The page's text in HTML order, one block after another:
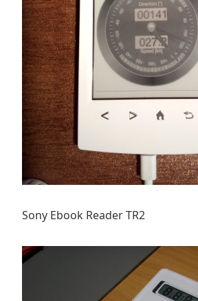
Sony Ebook Reader TR2